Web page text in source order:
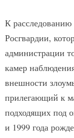
К
Росгвардии,
администрации
камер
внешности
прилегающий к
подходящих под
и 1999 года